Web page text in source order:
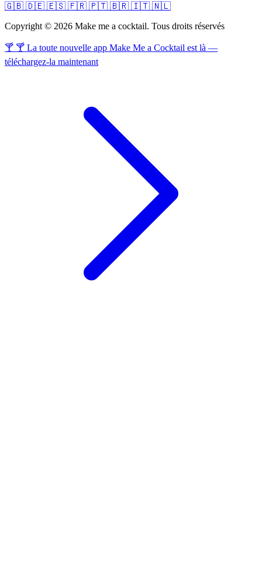
🇬🇧 🇩🇪 🇪🇸 🇫🇷 🇵🇹 🇧🇷 🇮🇹 🇳🇱
Copyright © 2026 Make me a cocktail. Tous droits réservés
🍸 🍸 La toute nouvelle app Make Me a Cocktail est là —
téléchargez-la maintenant